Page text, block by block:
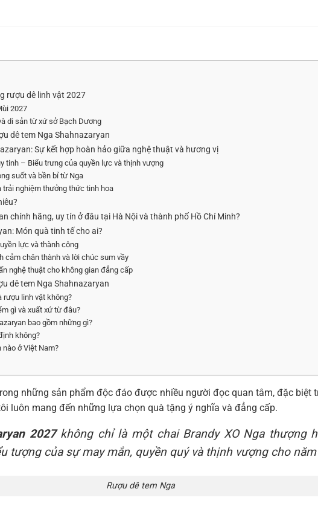
rượu dê linh vật 2027
2027
di sản từ xứ sở Bạch Dương
dê tem Nga Shahnazaryan
Sự kết hợp hoàn hảo giữa nghệ thuật và hương vị
tinh – Biểu trưng của quyền lực và thịnh vượng
suốt và bền bỉ từ Nga
trải nghiệm thưởng thức tinh hoa
chính hãng, uy tín ở đâu tại Hà Nội và thành phố Hồ Chí Minh?
Món quà tinh tế cho ai?
lực và thành công
cảm chân thành và lời chúc sum vầy
nghệ thuật cho không gian đẳng cấp
dê tem Nga Shahnazaryan
rượu linh vật không?
gì và xuất xứ từ đâu?
bao gồm những gì?
không?
ở Việt Nam?
những sản phẩm độc đáo được nhiều người đọc quan tâm, đặc biệt
luôn mang đến những lựa chọn quà tặng ý nghĩa và đẳng cấp.
2027không chỉ là một chai Brandy XO Nga thượng
tượng của sự may mắn, quyền quý và thịnh vượng cho
Rượu dê tem Nga